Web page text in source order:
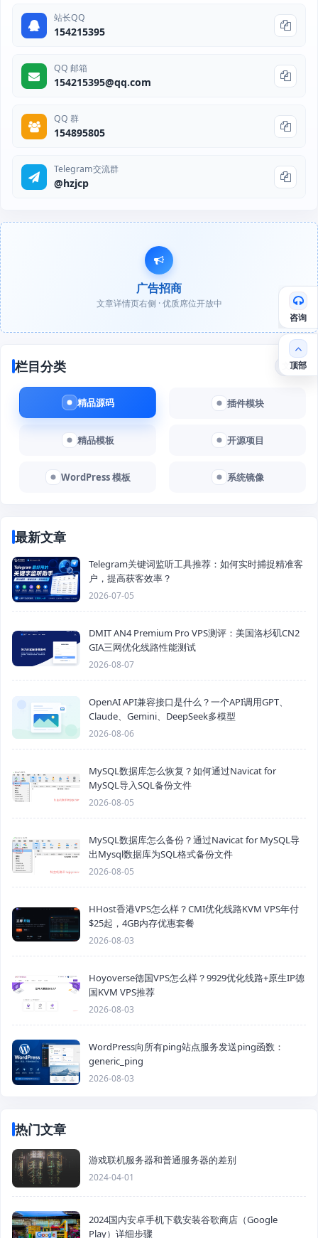
站长QQ
154215395
QQ 邮箱
154215395@qq.com
QQ 群
154895805
Telegram交流群
@hzjcp
广告招商
文章详情页右侧 · 优质席位开放中
栏目分类 文章
精品源码 插件模块
精品模板 开源项目
WordPress 模板 系统镜像
最新文章
Telegram关键词监听工具推荐：如何实时捕捉精准客
户，提高获客效率？
2026-07-05
DMIT AN4 Premium Pro VPS测评：美国洛杉矶CN2
GIA三网优化线路性能测试
2026-08-07
OpenAI API兼容接口是什么？一个API调用GPT、
Claude、Gemini、DeepSeek多模型
2026-08-06
MySQL数据库怎么恢复？如何通过Navicat for
MySQL导入SQL备份文件
2026-08-05
MySQL数据库怎么备份？通过Navicat for MySQL导
出Mysql数据库为SQL格式备份文件
2026-08-05
HHost香港VPS怎么样？CMI优化线路KVM VPS年付
$25起，4GB内存优惠套餐
2026-08-03
Hoyoverse德国VPS怎么样？9929优化线路+原生IP德
国KVM VPS推荐
2026-08-03
WordPress向所有ping站点服务发送ping函数：
generic_ping
2026-08-03
热门文章
游戏联机服务器和普通服务器的差别
2024-04-01
2024国内安卓手机下载安装谷歌商店（Google
Play）详细步骤
咨询
顶部